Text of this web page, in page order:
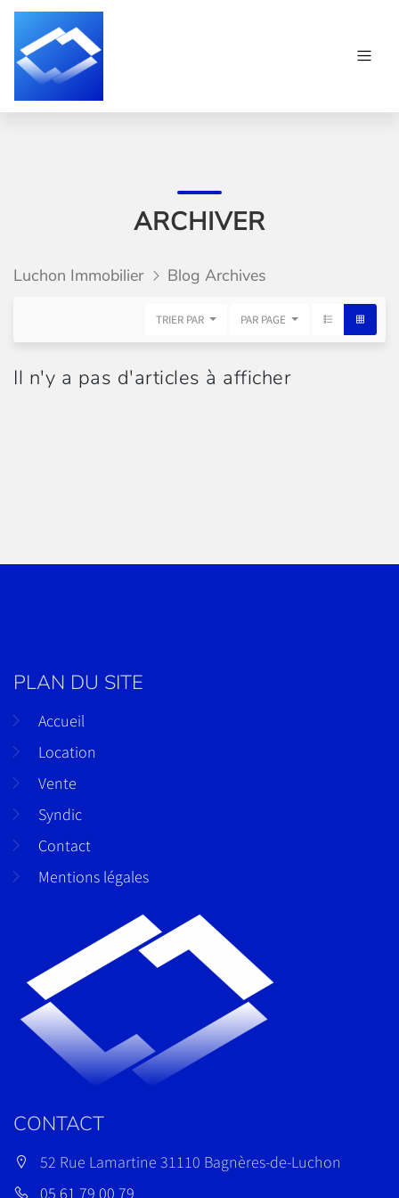
ARCHIVER
Luchon Immobilier Blog Archives
TRIER PAR PAR PAGE
Il n'y a pas d'articles à afficher
PLAN DU SITE
Accueil
Location
Vente
Syndic
Contact
Mentions légales
CONTACT
52 Rue Lamartine 31110 Bagnères-de-Luchon
05 61 79 00 79